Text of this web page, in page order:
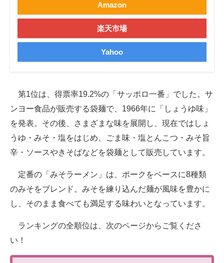
Amazon
楽天市場
Yahoo
第1位は、得票率19.2%の「サッポロ一番」でした。サ
ンヨー食品が販売する袋麺で、1966年に「しょうゆ味」
を発表。その後、さまざまな味を展開し、現在ではしょ
うゆ・みそ・塩をはじめ、ごま味・塩とんこつ・みそ旨
辛・ソースやきそばなどを袋麺として販売しています。
定番の「みそラーメン」は、ポークをベースに8種類
のみそをブレンド。みそを練り込んだ麺が風味を豊かに
し、そのまま食べても満足する味わいとなっています。
ランキングの全順位は、次のページからご覧くださ
い！